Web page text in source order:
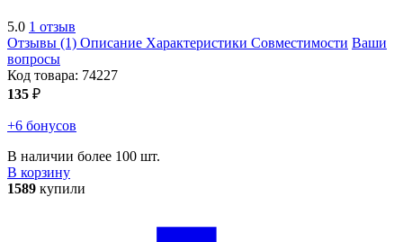
5.0 1 отзыв
Отзывы (1) Описание Характеристики Совместимости Ваши
вопросы
Код товара: 74227
135 ₽
+6 бонусов
В наличии более 100 шт.
В корзину
1589 купили